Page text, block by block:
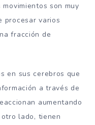
son muy
procesar varios
fracción de
en sus cerebros que
a través de
aumentando
lado, tienen